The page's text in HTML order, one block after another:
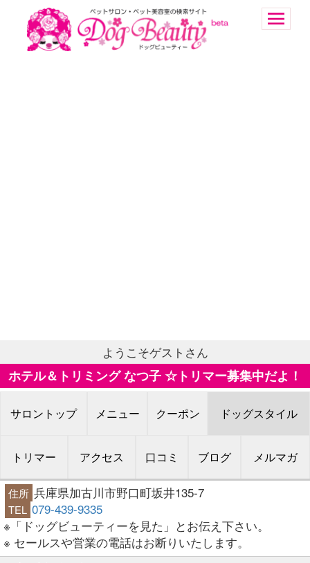
ようこそゲストさん
ホテル＆トリミング なつ子 ☆トリマー募集中だよ！
サロントップ メニュー クーポン ドッグスタイル
トリマー アクセス 口コミ ブログ メルマガ
住所 兵庫県加古川市野口町坂井135-7
TEL 079-439-9335
※「ドッグビューティーを見た」とお伝え下さい。
※ セールスや営業の電話はお断りいたします。